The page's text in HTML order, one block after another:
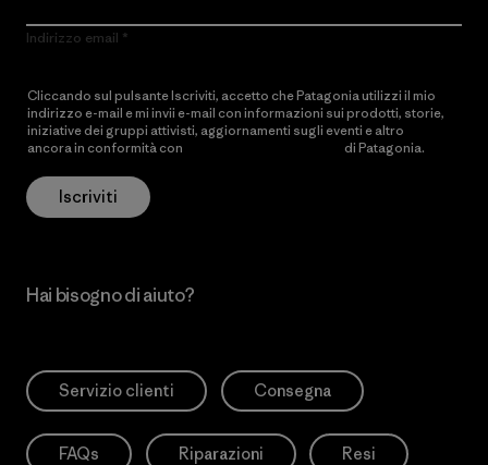
Indirizzo email
Cliccando sul pulsante Iscriviti, accetto che Patagonia utilizzi il mio
indirizzo e-mail e mi invii e-mail con informazioni sui prodotti, storie,
iniziative dei gruppi attivisti, aggiornamenti sugli eventi e altro
ancora in conformità con
di Patagonia.
Iscriviti
Hai bisogno di aiuto?
Servizio clienti Consegna
FAQs Riparazioni Resi